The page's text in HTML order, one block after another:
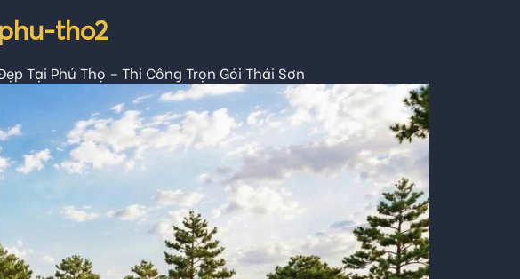
tho2
Tại Phú Thọ – Thi Công Trọn Gói Thái Sơn